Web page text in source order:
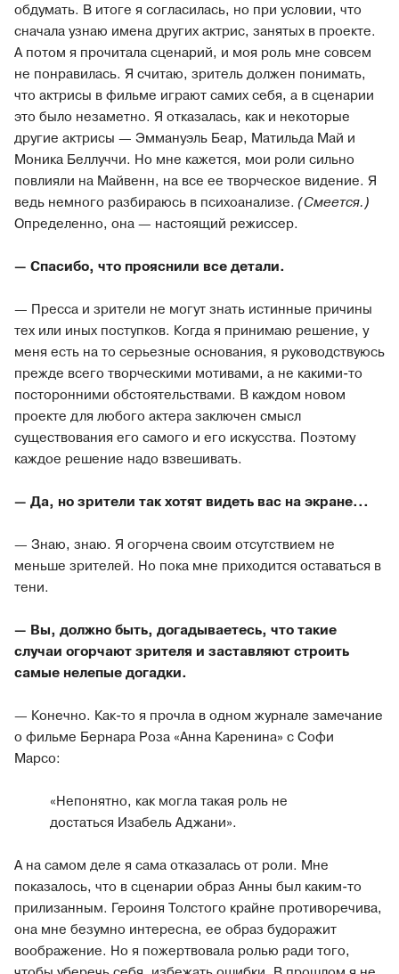
обдумать. В итоге я согласилась, но при условии, что
сначала узнаю имена других актрис, занятых в проекте.
А потом я прочитала сценарий, и моя роль мне совсем
не понравилась. Я считаю, зритель должен понимать,
что актрисы в фильме играют самих себя, а в сценарии
это было незаметно. Я отказалась, как и некоторые
другие актрисы — Эммануэль Беар, Матильда Май и
Моника Беллуччи. Но мне кажется, мои роли сильно
повлияли на Майвенн, на все ее творческое видение. Я
ведь немного разбираюсь в психоанализе.(Смеется.)
Определенно, она — настоящий режиссер.
— Спасибо, что прояснили все детали.
— Пресса и зрители не могут знать истинные причины
тех или иных поступков. Когда я принимаю решение, у
меня есть на то серьезные основания, я руководствуюсь
прежде всего творческими мотивами, а не какими-то
посторонними обстоятельствами. В каждом новом
проекте для любого актера заключен смысл
существования его самого и его искусства. Поэтому
каждое решение надо взвешивать.
— Да, но зрители так хотят видеть вас на экране...
— Знаю, знаю. Я огорчена своим отсутствием не
меньше зрителей. Но пока мне приходится оставаться в
тени.
— Вы, должно быть, догадываетесь, что такие
случаи огорчают зрителя и заставляют строить
самые нелепые догадки.
— Конечно. Как-то я прочла в одном журнале замечание
о фильме Бернара Роза «Анна Каренина» с Софи
Марсо:
«Непонятно, как могла такая роль не
достаться Изабель Аджани».
А на самом деле я сама отказалась от роли. Мне
показалось, что в сценарии образ Анны был каким-то
прилизанным. Героиня Толстого крайне противоречива,
она мне безумно интересна, ее образ будоражит
воображение. Но я пожертвовала ролью ради того,